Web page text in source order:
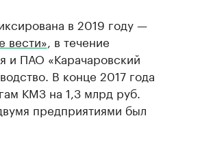
в 2019 году —
вести» , в течение
и ПАО «Карачаровский
В конце 2017 года
КМЗ на 1,3 млрд руб.
предприятиями был